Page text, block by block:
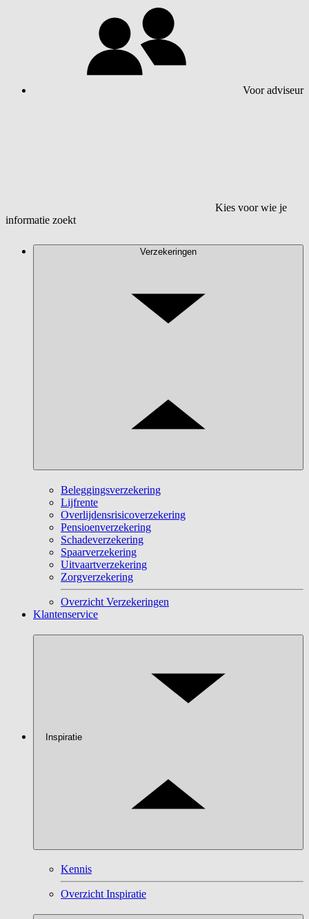
Voor adviseur
Kies voor wie je
informatie zoekt
Verzekeringen
Beleggingsverzekering
Lijfrente
Overlijdensrisicoverzekering
Pensioenverzekering
Schadeverzekering
Spaarverzekering
Uitvaartverzekering
Zorgverzekering
Overzicht Verzekeringen
Klantenservice
Inspiratie
Kennis
Overzicht Inspiratie